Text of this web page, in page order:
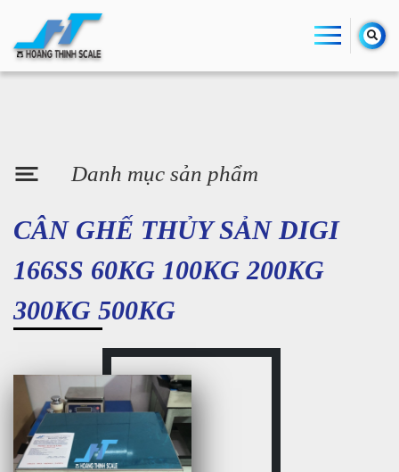
Danh mục sản phẩm
CÂN GHẾ THỦY SẢN DIGI
166SS 60KG 100KG 200KG
300KG 500KG